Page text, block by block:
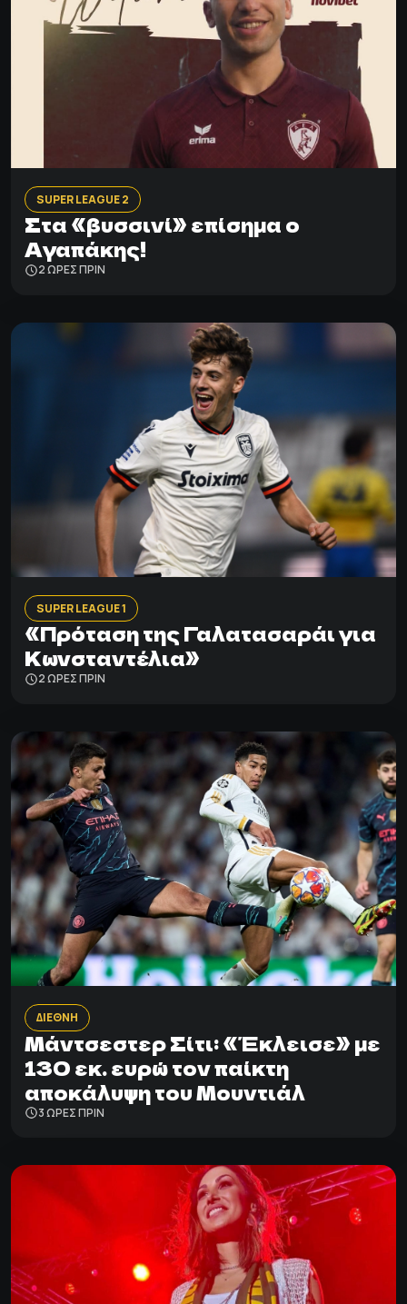
SUPER LEAGUE 2
Στα «βυσσινί» επίσημα ο
Αγαπάκης!
2 ΩΡΕΣ ΠΡΙΝ
SUPER LEAGUE 1
«Πρόταση της Γαλατασαράι για
Κωνσταντέλια»
2 ΩΡΕΣ ΠΡΙΝ
ΔΙΕΘΝΗ
Μάντσεστερ Σίτι: «Έκλεισε» με
130 εκ. ευρώ τον παίκτη
αποκάλυψη του Μουντιάλ
3 ΩΡΕΣ ΠΡΙΝ